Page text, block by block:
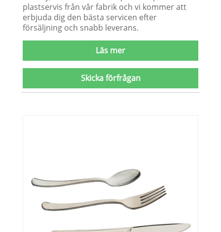
plastservis från vår fabrik och vi kommer att
erbjuda dig den bästa servicen efter
försäljning och snabb leverans.
Läs mer
Skicka förfrågan